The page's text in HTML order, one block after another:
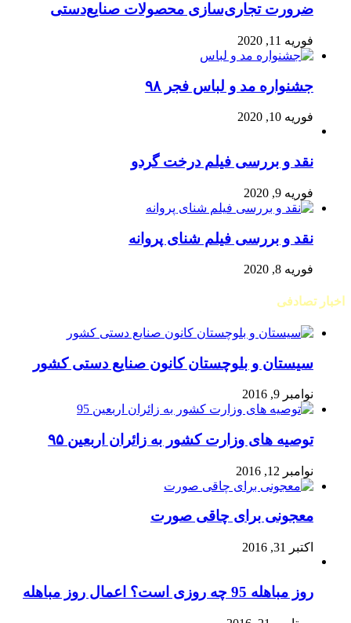
ضرورت تجاری‌سازی محصولات صنایع‌دستی
فوریه 11, 2020
جشنواره مد و لباس فجر ۹۸
فوریه 10, 2020
نقد و بررسی فیلم درخت گردو
فوریه 9, 2020
نقد و بررسی فیلم شنای پروانه
فوریه 8, 2020
اخبار تصادفی
سیستان و بلوچستان کانون صنایع دستی کشور
نوامبر 9, 2016
توصیه های وزارت کشور به زائران اربعین ۹۵
نوامبر 12, 2016
معجونی برای چاقی صورت
اکتبر 31, 2016
روز مباهله 95 چه روزی است؟ اعمال روز مباهله